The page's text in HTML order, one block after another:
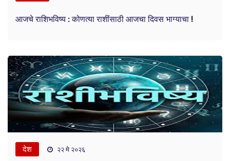
आजचे राशिभविष्य : कोणत्या राशींसाठी आजचा दिवस भाग्याचा !
देश २२ मे २०२६